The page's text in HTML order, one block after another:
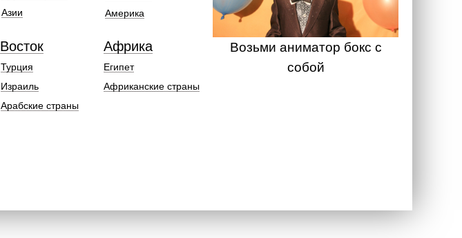
Египет
Африканские страны
Африка
Америка
Азии
Восток
Турция
Израиль
Арабские страны
Возьми аниматор бокс с
собой